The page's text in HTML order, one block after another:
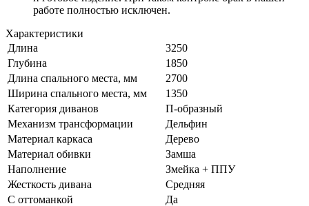
работе полностью исключен.
Характеристики
Длина
3250
Глубина
1850
Длина спального места, мм
2700
Ширина спального места, мм
1350
Категория диванов
П-образный
Механизм трансформации
Дельфин
Материал каркаса
Дерево
Материал обивки
Замша
Наполнение
Змейка + ППУ
Жесткость дивана
Средняя
С оттоманкой
Да